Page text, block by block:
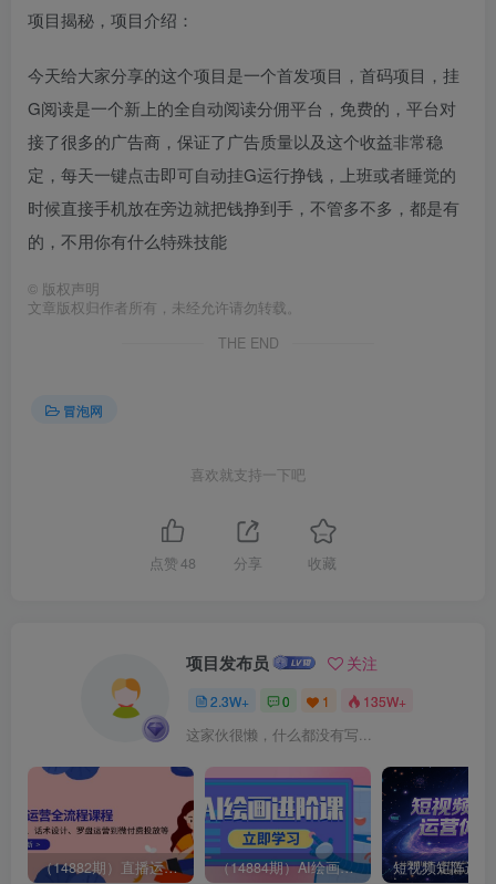
项目揭秘，项目介绍：
今天给大家分享的这个项目是一个首发项目，首码项目，挂
G阅读是一个新上的全自动阅读分佣平台，免费的，平台对
接了很多的广告商，保证了广告质量以及这个收益非常稳
定，每天一键点击即可自动挂G运行挣钱，上班或者睡觉的
时候直接手机放在旁边就把钱挣到手，不管多不多，都是有
的，不用你有什么特殊技能
© 版权声明
文章版权归作者所有，未经允许请勿转载。
THE END
冒泡网
喜欢就支持一下吧
点赞 48 分享 收藏
项目发布员 关注
2.3W+ 0 1 135W+
这家伙很懒，什么都没有写...
（14882期）直播运营全流程课程-5月更新：从起号、话术设计、罗盘运营到微付费投放等 （14884期）AI绘画进阶课，涵盖电商摄影等多领域，PS操作与AI工具使用全面教学